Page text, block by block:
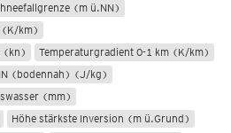
(m ü.NN)
(K/km)
(kn)
Temperaturgradient 0-1 km (K/km)
(bodennah) (J/kg)
(mm)
Höhe stärkste Inversion (m ü.Grund)